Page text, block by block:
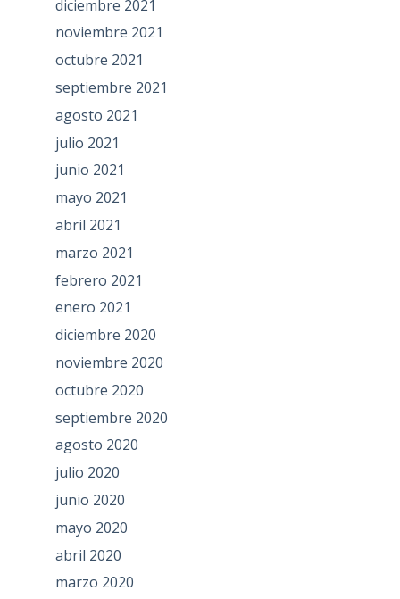
diciembre 2021
noviembre 2021
octubre 2021
septiembre 2021
agosto 2021
julio 2021
junio 2021
mayo 2021
abril 2021
marzo 2021
febrero 2021
enero 2021
diciembre 2020
noviembre 2020
octubre 2020
septiembre 2020
agosto 2020
julio 2020
junio 2020
mayo 2020
abril 2020
marzo 2020